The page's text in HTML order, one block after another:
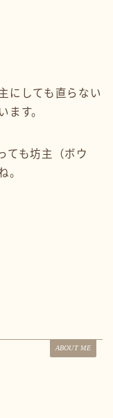
にしても直らない
ます。
ても坊主（ボウ
。
ABOUT ME